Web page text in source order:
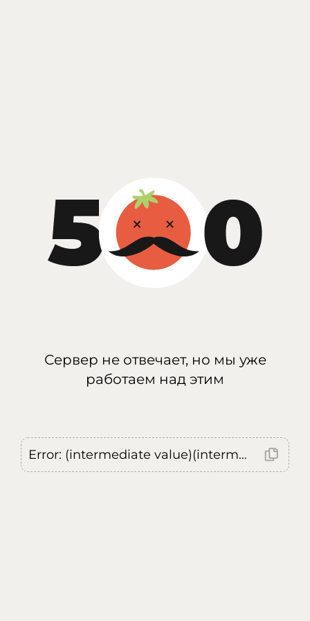
Сервер не отвечает, но мы уже
работаем над этим
Error: (intermediate value)(intermediate value)(intermediate value).replaceAll is not a function